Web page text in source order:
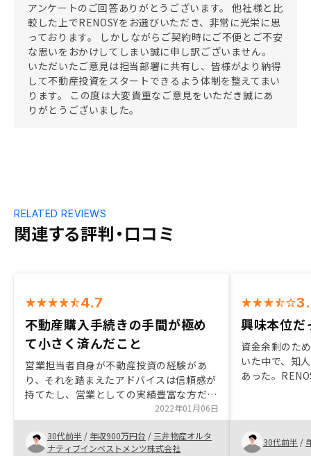
アンケートのご回答ありがとうございます。 他社様と比
較した上でRENOSYをお選びいただき、非常に光栄に思
っております。 しかしながらご契約時にご不便とご不安
な思いをおかけしてしまい誠に申し訳ございません。
いただいたご意見は担当部署に共有し、皆様がより納得
して不動産投資をスタートできるよう体制を整えてまい
ります。 この度は大変貴重なご意見をいただき誠にあ
りがとうございました。
関連する評判・口コミ
RELATED REVIEWS
4.7
不動産購入手続きの手間が極め
て小さく済んだこと
営業担当者自身が不動産投資の経験があ
り、それを踏まえたアドバイスは信頼感が
持てたし、営業としての実績豊富な方だっ
たので今後もお付き合いしていきたいと思
った。 また、リノシーの契約は他社に比
べてリスクを限定できるプランの用意があ
るので、不動産投資初心者にとっては取り
2022年01月06日
30代前半 / 年収900万円台 / 三井物産オルタ
ナティブインベストメンツ株式会社
興味本位だ
資金余剰のた
いた中で、知
あった。
入にいたった。
30代前半 /